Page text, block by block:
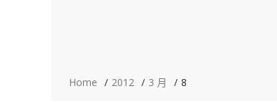
Home 2012 3 月 8